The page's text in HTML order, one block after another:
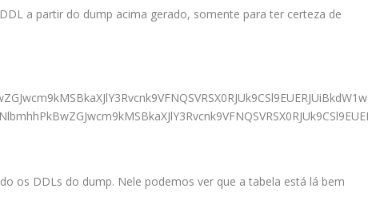
a partir do dump acima gerado, somente para ter certeza de
os DDLs do dump. Nele podemos ver que a tabela está lá bem